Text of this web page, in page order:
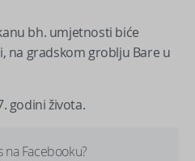
bh. umjetnosti biće
na gradskom groblju Bare u
godini života.
na Facebooku?